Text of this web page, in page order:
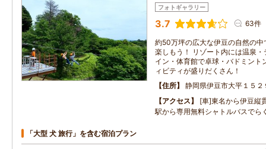
フォトギャラリー
3.7 63件
約50万坪の広大な伊豆の自然の
楽しもう！ リゾート内には温泉
イン・体育館で卓球・バドミント
ィビティが盛りだくさん！
住所
静岡県伊豆市大平１５２
アクセス
[車]東名から伊豆
駅から専用無料シャトルバスでら
「大型 犬 旅行」を含む宿泊プラン